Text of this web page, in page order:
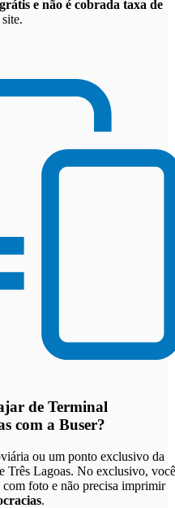
e não é cobrada taxa de
de Terminal
com a Buser?
ou um ponto exclusivo da
Três Lagoas. No exclusivo, você
com foto e não precisa imprimir
.